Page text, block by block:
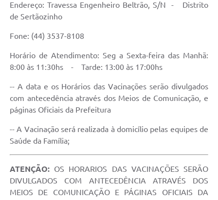
Endereço: Travessa Engenheiro Beltrão, S/N - Distrito
de Sertãozinho
Fone: (44) 3537-8108
Horário de Atendimento: Seg a Sexta-feira das Manhã:
8:00 às 11:30hs - Tarde: 13:00 às 17:00hs
-- A data e os Horários das Vacinações serão divulgados
com antecedência através dos Meios de Comunicação, e
páginas Oficiais da Prefeitura
-- A Vacinação será realizada à domicílio pelas equipes de
Saúde da Família;
ATENÇÃO: OS HORARIOS DAS VACINAÇÕES SERÃO
DIVULGADOS COM ANTECEDÊNCIA ATRAVÉS DOS
MEIOS DE COMUNICAÇÃO E PÁGINAS OFICIAIS DA